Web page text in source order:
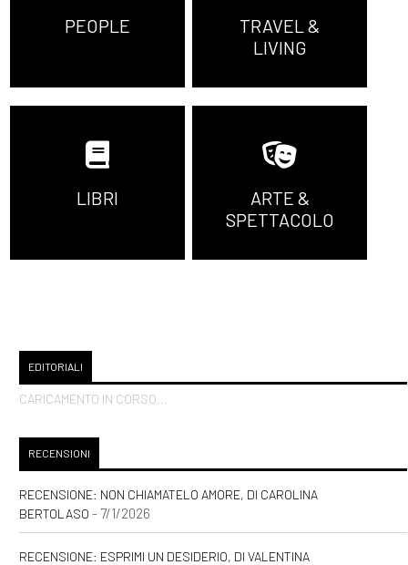
PEOPLE
TRAVEL &
LIVING
LIBRI
ARTE &
SPETTACOLO
EDITORIALI
CARICAMENTO IN CORSO...
RECENSIONI
RECENSIONE: NON CHIAMATELO AMORE, DI CAROLINA
BERTOLASO - 7/1/2026
RECENSIONE: ESPRIMI UN DESIDERIO, DI VALENTINA